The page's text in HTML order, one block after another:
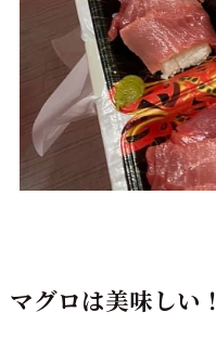
マグロは美味しい！